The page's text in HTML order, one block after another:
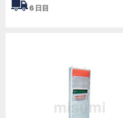
6 日目